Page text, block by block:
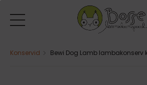
Konservid Bewi Dog Lamb lambakonserv